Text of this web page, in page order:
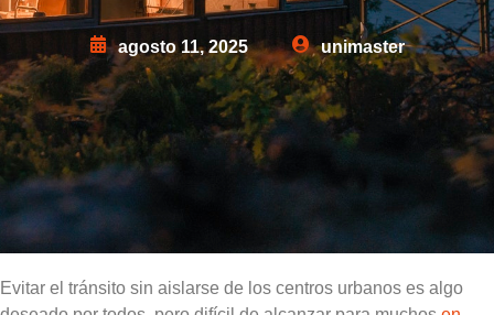
agosto 11, 2025 unimaster
Evitar el tránsito sin aislarse de los centros urbanos es algo